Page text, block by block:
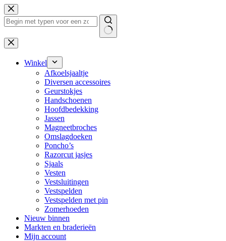
Ga
naar
de
Geen
resultaten
Winkel
Afkoelsjaaltje
Diversen accessoires
Geurstokjes
Handschoenen
Hoofdbedekking
Jassen
Magneetbroches
Omslagdoeken
Poncho’s
Razorcut jasjes
Sjaals
Vesten
Vestsluitingen
Vestspelden
Vestspelden met pin
Zomerhoeden
Nieuw binnen
Markten en braderieën
Mijn account